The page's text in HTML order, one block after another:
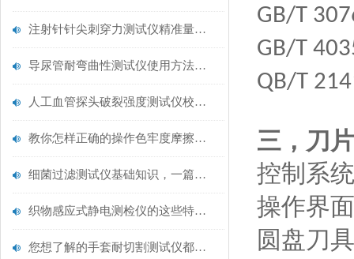
注射针针尖刺穿力测试仪精准量化针尖锋利度，构筑临床安全防线
导尿管耐弯曲性测试仪使用方法与操作规范
人工血管探头破裂强度测试仪校准规范：精准赋能医疗安全的技术基准
教你怎样正确的操作色牢度摩擦测试机
细菌过滤测试仪基础知识，一篇搞定
织物感应式静电测检仪的这些特点很少有人都知道
您想了解的手套耐切割测试仪都在这里了
GB/T
GB/T
QB/T
三， 刀
控制系
操作界
圆盘刀